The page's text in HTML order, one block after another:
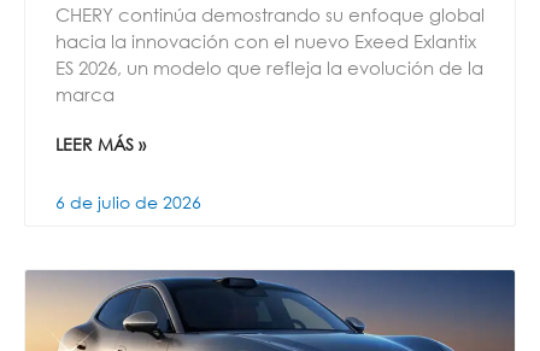
CHERY continúa demostrando su enfoque global
hacia la innovación con el nuevo Exeed Exlantix
ES 2026, un modelo que refleja la evolución de la
marca
LEER MÁS »
6 de julio de 2026